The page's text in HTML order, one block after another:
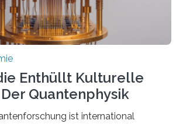
Enthüllt Kulturelle
Quantenphysik
ist international